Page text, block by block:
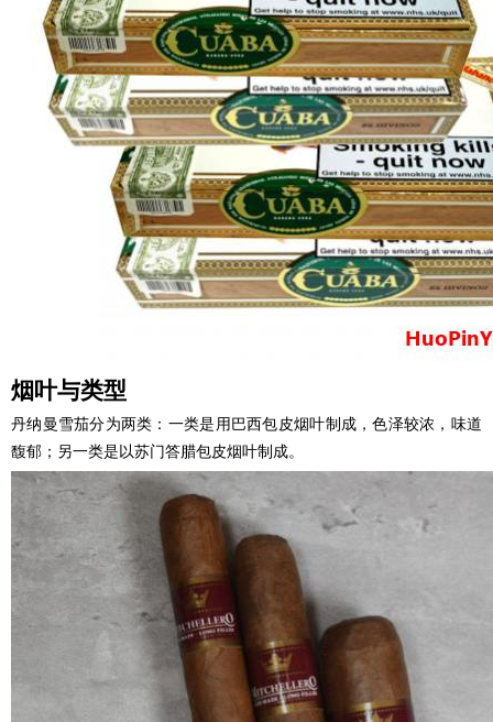
烟叶与类型
丹纳曼雪茄分为两类：一类是用巴西包皮烟叶制成，色泽较浓，味道
馥郁；另一类是以苏门答腊包皮烟叶制成。